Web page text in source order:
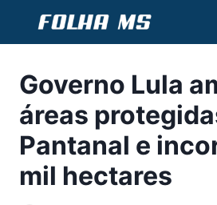
Conteúdo
Governo Lula
áreas
Pantanal e
mil hectares